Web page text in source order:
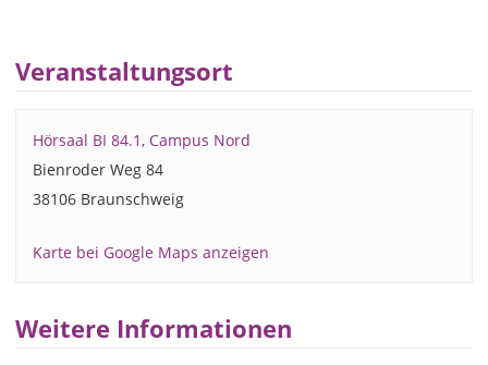
Veranstaltungsort
Hörsaal BI 84.1, Campus Nord
Bienroder Weg 84
38106 Braunschweig
Karte bei Google Maps anzeigen
Weitere Informationen